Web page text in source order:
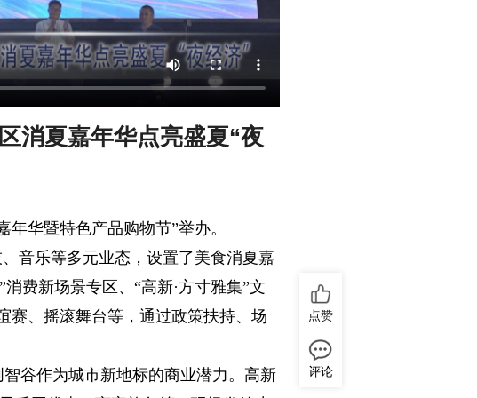
消夏嘉年华点亮盛夏“夜
华暨特色产品购物节”举办。
音乐等多元业态，设置了美食消夏嘉
费新场景专区、“高新·方寸雅集”文
赛、摇滚舞台等，通过政策扶持、场
谷作为城市新地标的商业潜力。高新
点赞
评论